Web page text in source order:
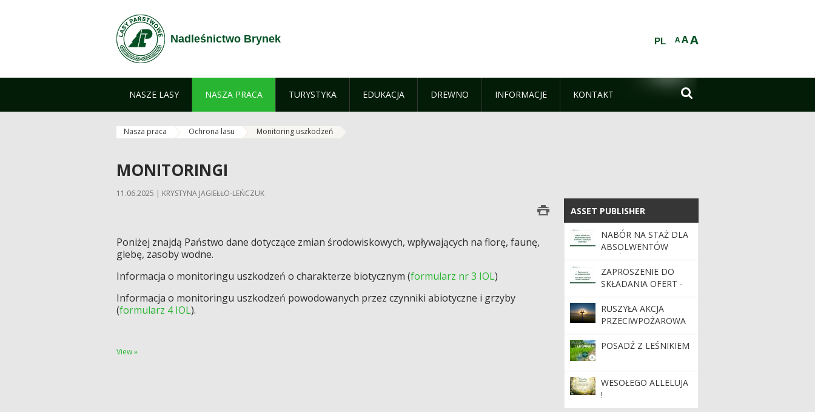
Nadleśnictwo Brynek AAA
PL
NASZE LASY NASZA PRACA TURYSTYKA EDUKACJA DREWNO INFORMACJE KONTAKT 
Nasza praca Ochrona lasu Monitoring uszkodzeń
MONITORINGI
11.06.2025 | KRYSTYNA JAGIEŁŁO-LEŃCZUK
Poniżej znajdą Państwo dane dotyczące zmian środowiskowych, wpływających na florę, faunę,
glebę, zasoby wodne.
Informacja o monitoringu uszkodzeń o charakterze biotycznym (formularz nr 3 IOL)
Informacja o monitoringu uszkodzeń powodowanych przez czynniki abiotyczne i grzyby
(formularz 4 IOL).
View »
ASSET PUBLISHER
ASSET PUBLISHER
NABÓR NA STAŻ DLA
ABSOLWENTÓW
SZKÓŁ ŚREDNICH I
WYŻSZYCH 2026/2027
ZAPROSZENIE DO
SKŁADANIA OFERT -
KURS PILARZA
RUSZYŁA AKCJA
PRZECIWPOŻAROWA
W LASACH
PAŃSTWOWYCH
POSADŹ Z LEŚNIKIEM
WESOŁEGO ALLELUJA
!